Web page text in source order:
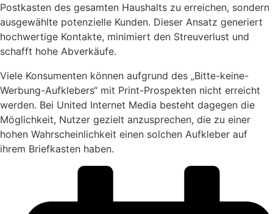
Postkasten des gesamten Haushalts zu erreichen, sondern
ausgewählte potenzielle Kunden. Dieser Ansatz generiert
hochwertige Kontakte, minimiert den Streuverlust und
schafft hohe Abverkäufe.
Viele Konsumenten können aufgrund des „Bitte-keine-
Werbung-Aufklebers“ mit Print-Prospekten nicht erreicht
werden. Bei United Internet Media besteht dagegen die
Möglichkeit, Nutzer gezielt anzusprechen, die zu einer
hohen Wahrscheinlichkeit einen solchen Aufkleber auf
ihrem Briefkasten haben.